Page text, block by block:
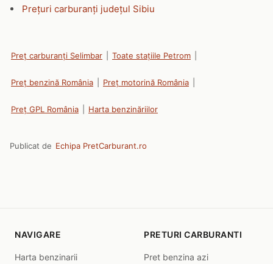
Prețuri carburanți județul Sibiu
Preț carburanți Selimbar Toate stațiile Petrom
Preț benzină România Preț motorină România
Preț GPL România Harta benzinăriilor
Publicat de Echipa PretCarburant.ro
NAVIGARE
Harta benzinarii
PRETURI CARBURANTI
Pret benzina azi